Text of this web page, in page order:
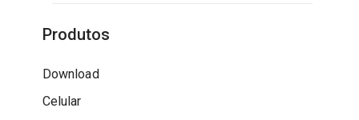
Produtos
Download
Celular